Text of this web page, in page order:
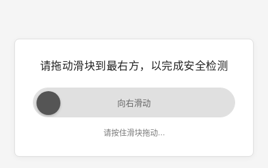
请拖动滑块到最右方，以完成安全检测
向右滑动
请按住滑块拖动...